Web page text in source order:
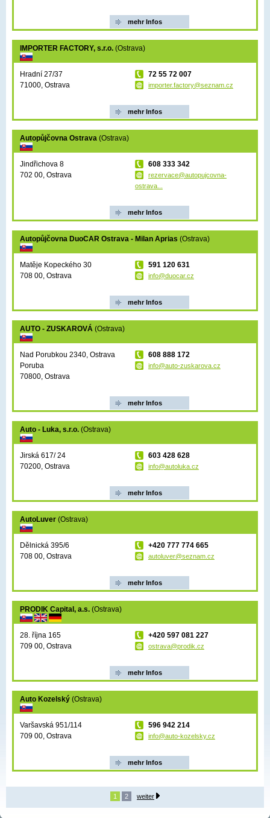
mehr Infos
IMPORTER FACTORY, s.r.o. (Ostrava)
Hradní 27/37
71000, Ostrava
72 55 72 007
importer.factory@seznam.cz
mehr Infos
Autopůjčovna Ostrava (Ostrava)
Jindřichova 8
702 00, Ostrava
608 333 342
rezervace@autopujcovna-
ostrava...
mehr Infos
Autopůjčovna DuoCAR Ostrava - Milan Aprias (Ostrava)
Matěje Kopeckého 30
708 00, Ostrava
591 120 631
info@duocar.cz
mehr Infos
AUTO - ZUSKAROVÁ (Ostrava)
Nad Porubkou 2340, Ostrava
Poruba
70800, Ostrava
608 888 172
info@auto-zuskarova.cz
mehr Infos
Auto - Luka, s.r.o. (Ostrava)
Jirská 617/ 24
70200, Ostrava
603 428 628
info@autoluka.cz
mehr Infos
AutoLuver (Ostrava)
Dělnická 395/6
708 00, Ostrava
+420 777 774 665
autoluver@seznam.cz
mehr Infos
PRODIK Capital, a.s. (Ostrava)
28. října 165
709 00, Ostrava
+420 597 081 227
ostrava@prodik.cz
mehr Infos
Auto Kozelský (Ostrava)
Varšavská 951/114
709 00, Ostrava
596 942 214
info@auto-kozelsky.cz
mehr Infos
1 2 weiter